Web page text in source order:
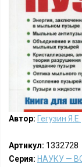
Автор: Гегузин Я.Е.
Артикул: 1332728
Серия: НАУКУ —